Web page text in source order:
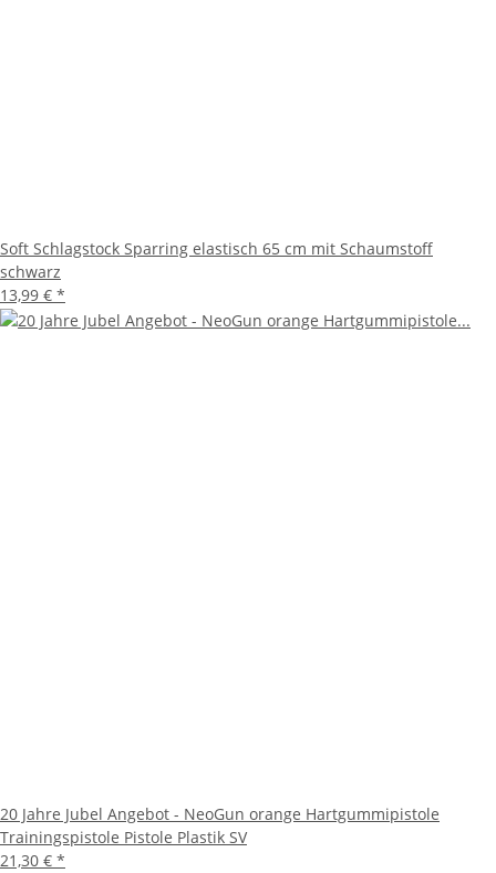
Soft Schlagstock Sparring elastisch 65 cm mit Schaumstoff
schwarz
13,99 € *
20 Jahre Jubel Angebot - NeoGun orange Hartgummipistole
Trainingspistole Pistole Plastik SV
21,30 € *